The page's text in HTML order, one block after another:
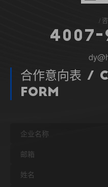
4 0 0 7-
合作意向表
Form